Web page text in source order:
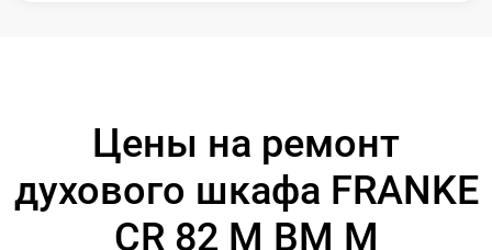
Цены на ремонт
духового шкафа FRANKE
CR 82 M BM M